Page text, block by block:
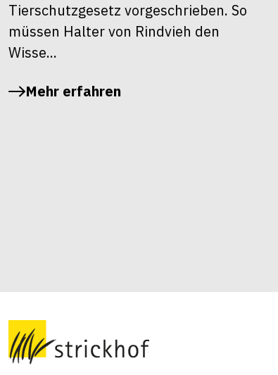
Tierschutzgesetz vorgeschrieben. So
müssen Halter von Rindvieh den
Wisse...
Mehr erfahren